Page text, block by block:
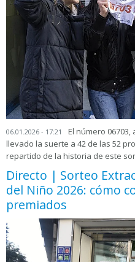
06.01.2026 - 17:21
El número
llevado la suerte a 42 de las 52
repartido de la historia de este
Directo | Sorteo
del Niño 2026: cómo
premiados